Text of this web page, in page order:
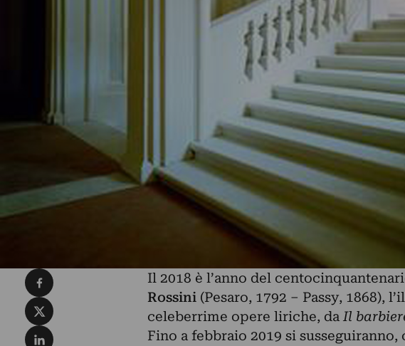
Il 2018 è l’anno del
Rossini (Pesaro, 1792 – Passy, 1868),
celeberrime opere liriche, da Il
Fino a febbraio 2019 si
Condividi su Facebook
Condividi su X
Condividi su LinkedIn